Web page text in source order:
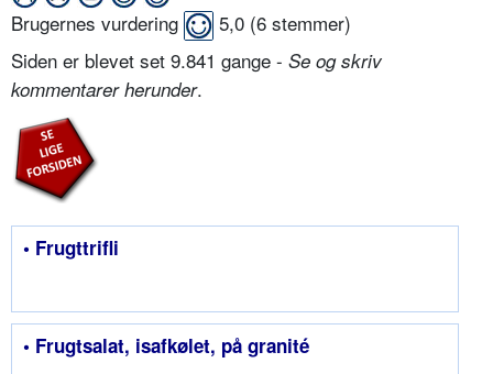
Brugernes vurdering 5,0 (6 stemmer)
Siden er blevet set 9.841 gange - Se og skriv
kommentarer herunder.
• Frugttrifli
• Frugtsalat, isafkølet, på granité